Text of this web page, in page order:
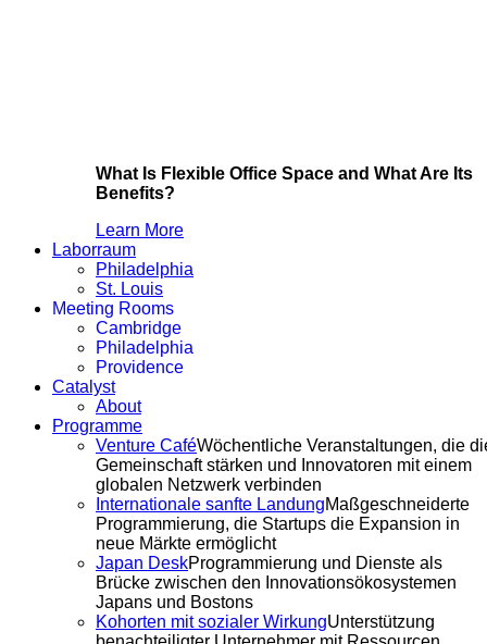
What Is Flexible Office Space and What Are Its
Benefits?
Learn More
Laborraum
Philadelphia
St. Louis
Meeting Rooms
Cambridge
Philadelphia
Providence
Catalyst
About
Programme
Venture CaféWöchentliche Veranstaltungen, die
Gemeinschaft stärken und Innovatoren mit einem
globalen Netzwerk verbinden
Internationale sanfte LandungMaßgeschneiderte
Programmierung, die Startups die Expansion in
neue Märkte ermöglicht
Japan DeskProgrammierung und Dienste als
Brücke zwischen den Innovationsökosystemen
Japans und Bostons
Kohorten mit sozialer WirkungUnterstützung